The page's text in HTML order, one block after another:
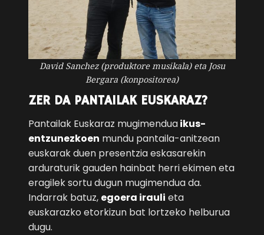
David Sanchez (produktore musikala) eta Josu
Bergara (konpositorea)
ZER DA PANTAILAK EUSKARAZ?
Pantailak Euskaraz mugimenduaikus-
entzunezkoen mundu pantaila-anitzean
euskarak duen presentzia eskasarekin
arduraturik gauden hainbat herri ekimen eta
eragilek sortu dugun mugimendua da.
Indarrak batuz, egoera irauli eta
euskarazko etorkizun bat lortzeko helburua
dugu.